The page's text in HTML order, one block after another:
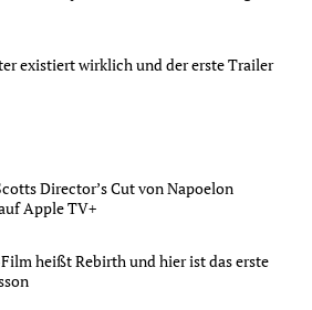
existiert wirklich und der erste Trailer
Director’s Cut von Napoelon
Apple TV+
heißt Rebirth und hier ist das erste